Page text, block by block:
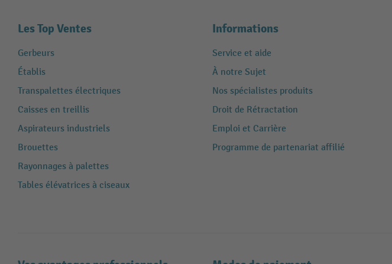
Les Top Ventes
Gerbeurs
Établis
Transpalettes électriques
Caisses en treillis
Aspirateurs industriels
Brouettes
Rayonnages à palettes
Tables élévatrices à ciseaux
Informations
Service et aide
À notre Sujet
Nos spécialistes produits
Droit de Rétractation
Emploi et Carrière
Programme de partenariat affilié